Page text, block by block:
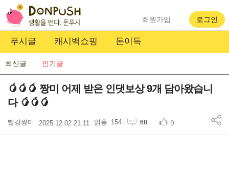
푸시글 캐시백쇼핑 돈이득
회원가입 로그인
최신글 인기글
🥭🥭🥭 짱미 어제 받은 인댓보상 9개 담아왔습니
다 🥭🥭🥭
빨강짱미 2025.12.02 21:11 154 68 9